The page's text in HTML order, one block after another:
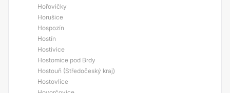
Hořovičky
Horušice
Hospozín
Hostín
Hostivice
Hostomice pod Brdy
Hostouň (Středočeský kraj)
Hostovlice